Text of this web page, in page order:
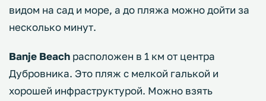
видом на сад и море, а до пляжа можно дойти за
несколько минут.
Banje Beach расположен в 1 км от центра
Дубровника. Это пляж с мелкой галькой и
хорошей инфраструктурой. Можно взять